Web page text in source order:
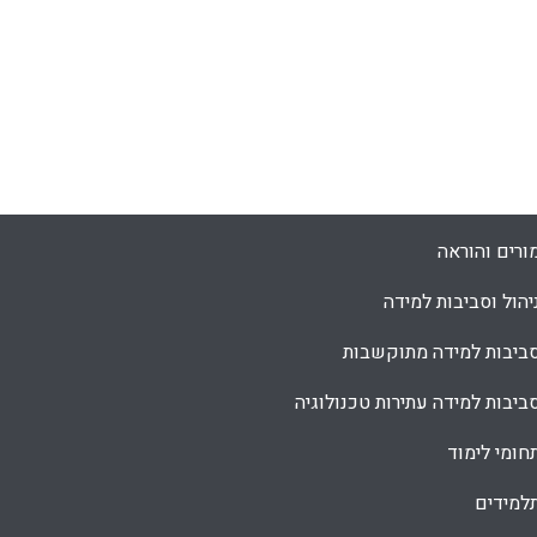
והוראה
וסביבות למידה
למידה מתוקשבות
למידה עתירות טכנולוגיה
לימוד